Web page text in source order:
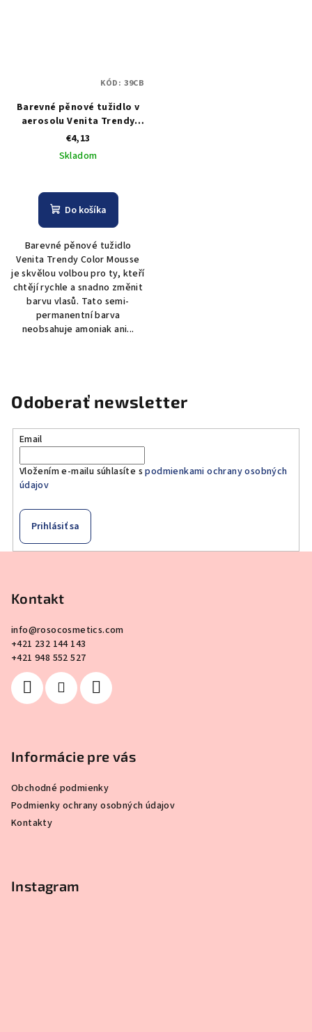
Barevné pěnové tužidlo v
aerosolu Venita Trendy
Color Mousse tmavě modrá
- 75 ml
€4,13
Skladom
Do košíka
Barevné pěnové tužidlo
Venita Trendy Color Mousse
je skvělou volbou pro ty, kteří
chtějí rychle a snadno změnit
barvu vlasů. Tato semi-
permanentní barva
neobsahuje amoniak ani...
KÓD: 39CB
Odoberať newsletter
Email
Vložením e-mailu súhlasíte spodmienkami ochrany osobných
údajov
Prihlásiť sa
Kontakt
info@rosocosmetics.com
+421 232 144 143
+421 948 552 527
Informácie pre vás
Obchodné podmienky
Podmienky ochrany osobných údajov
Kontakty
Instagram